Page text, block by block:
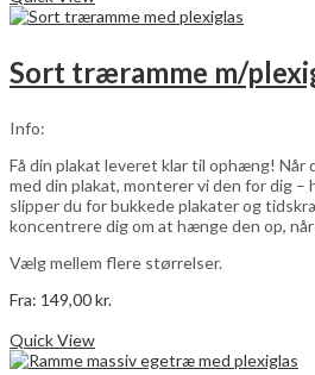
har
Mulighederne
varesiden
Info:
Få din plakat leveret klar til ophæng! Når
med din plakat, monterer vi den for dig –
slipper du for bukkede plakater og
koncentrere dig om at hænge den op,
Vælg mellem flere størrelser.
Fra: 149,00kr.
har
Quick View